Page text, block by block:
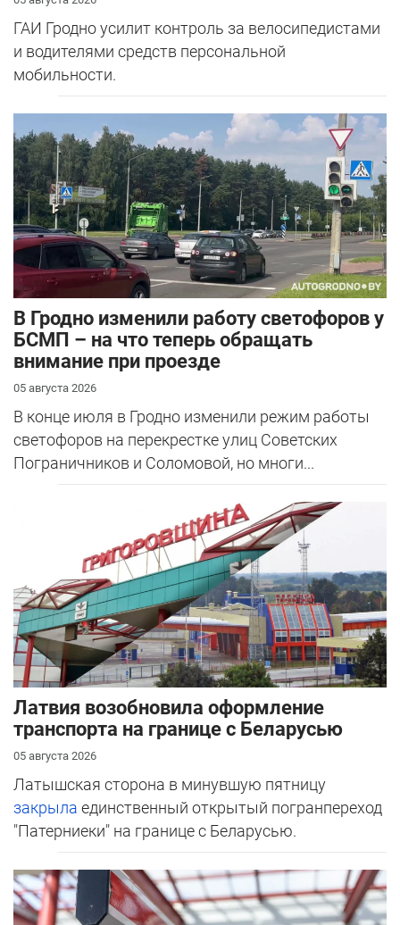
ГАИ Гродно усилит контроль за велосипедистами
и водителями средств персональной
мобильности.
В Гродно изменили работу светофоров у
БСМП – на что теперь обращать
внимание при проезде
05 августа 2026
В конце июля в Гродно изменили режим работы
светофоров на перекрестке улиц Советских
Пограничников и Соломовой, но многи...
Латвия возобновила оформление
транспорта на границе с Беларусью
05 августа 2026
Латышская сторона в минувшую пятницу
закрыла единственный открытый погранпереход
"Патерниеки" на границе с Беларусью.